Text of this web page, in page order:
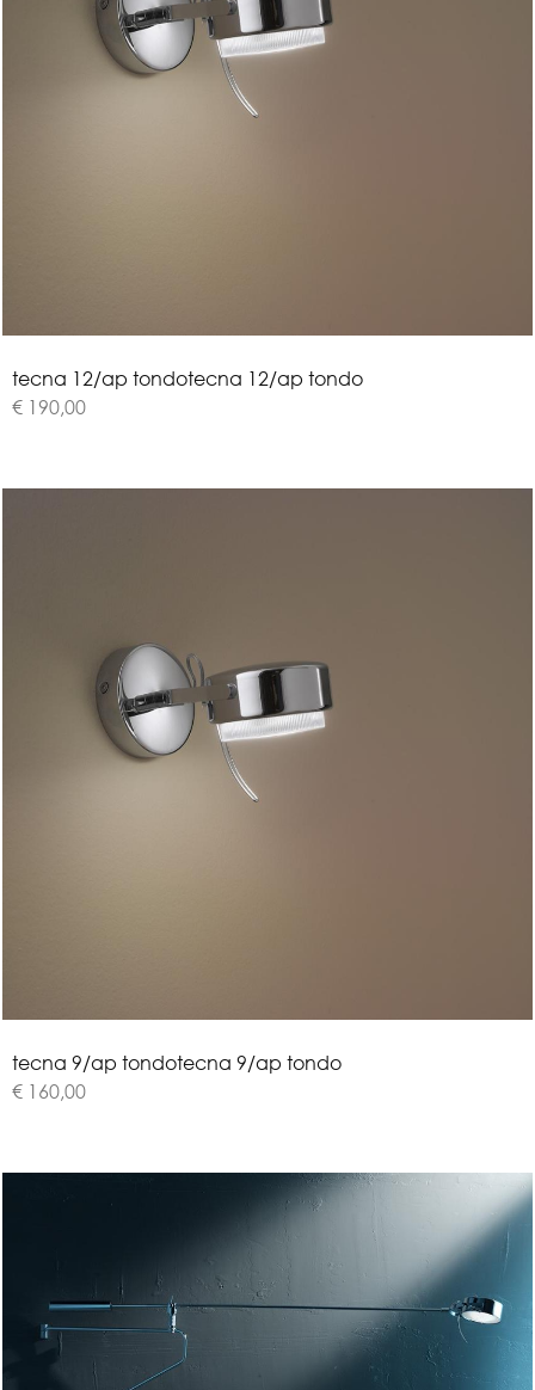
tecna 12/ap tondotecna 12/ap tondo
€ 190,00
tecna 9/ap tondotecna 9/ap tondo
€ 160,00